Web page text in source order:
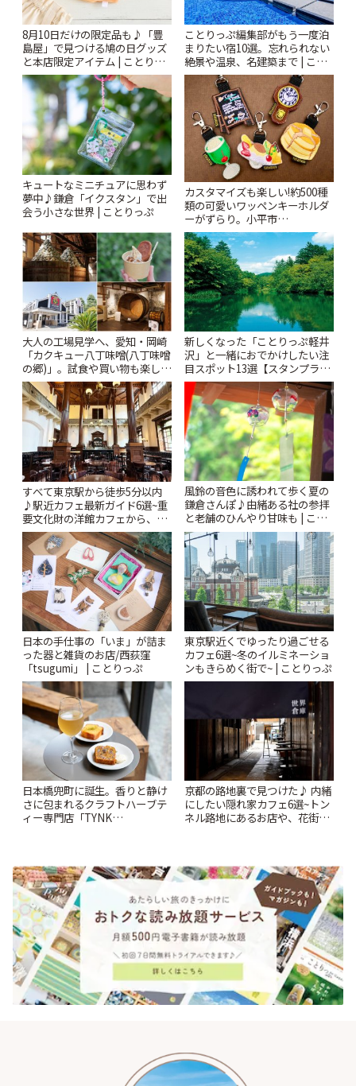
8月10日だけの限定品も♪「豊
島屋」で見つける鳩の日グッズ
と本店限定アイテム | ことりっ
ぷ
ことりっぷ編集部がもう一度泊
まりたい宿10選。忘れられない
絶景や温泉、名建築まで | こと
りっぷ
キュートなミニチュアに思わず
夢中♪鎌倉「イクスタン」で出
会う小さな世界 | ことりっぷ
カスタマイズも楽しい!約500種
類の可愛いワッペンキーホルダ
ーがずらり。小平市
「Kimamaya T&K」 | ことりっ
ぷ
大人の工場見学へ、愛知・岡崎
「カクキュー八丁味噌(八丁味噌
の郷)」。試食や買い物も楽しみ
♪ | ことりっぷ
新しくなった「ことりっぷ軽井
沢」と一緒におでかけしたい注
目スポット13選【スタンプラリ
ー開催中】 | ことりっぷ
すべて東京駅から徒歩5分以内
♪駅近カフェ最新ガイド6選~重
要文化財の洋館カフェから、改
札すぐのレトロ喫茶まで~ | こと
りっぷ
風鈴の音色に誘われて歩く夏の
鎌倉さんぽ♪由緒ある社の参拝
と老舗のひんやり甘味も | こと
りっぷ
日本の手仕事の「いま」が詰ま
った器と雑貨のお店/西荻窪
「tsugumi」 | ことりっぷ
東京駅近くでゆったり過ごせる
カフェ6選~冬のイルミネーショ
ンもきらめく街で~ | ことりっぷ
日本橋兜町に誕生。香りと静け
さに包まれるクラフトハーブテ
ィー専門店「TYNK
京都の路地裏で見つけた♪ 内緒
にしたい隠れ家カフェ6選~トン
ネル路地にあるお店や、花街の